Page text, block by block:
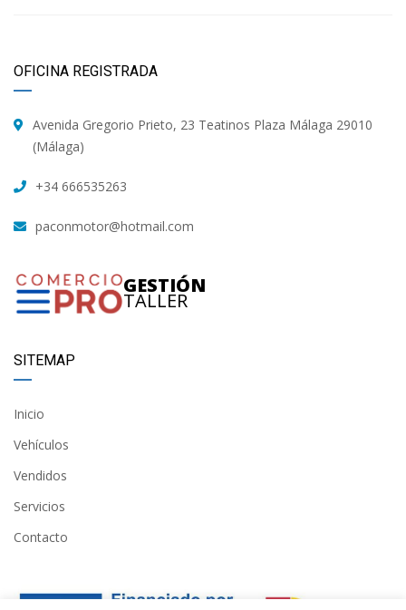
OFICINA REGISTRADA
Avenida Gregorio Prieto, 23 Teatinos Plaza Málaga 29010
(Málaga)
+34 666535263
paconmotor@hotmail.com
GESTIÓN
TALLER
SITEMAP
Inicio
Vehículos
Vendidos
Servicios
Contacto